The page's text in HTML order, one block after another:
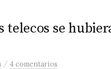
se
/ 4 comentarios